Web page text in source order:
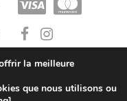
© 2023
la meilleure
que nous utilisons ou